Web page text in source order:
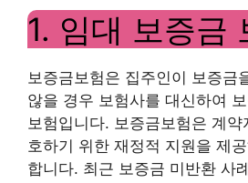
1. 임대 보증금
보증금보험은 집주인이 보증금
않을 경우 보험사를 대신하여
보험입니다. 보증금보험은 계
호하기 위한 재정적 지원을 제
합니다. 최근 보증금 미반환 사